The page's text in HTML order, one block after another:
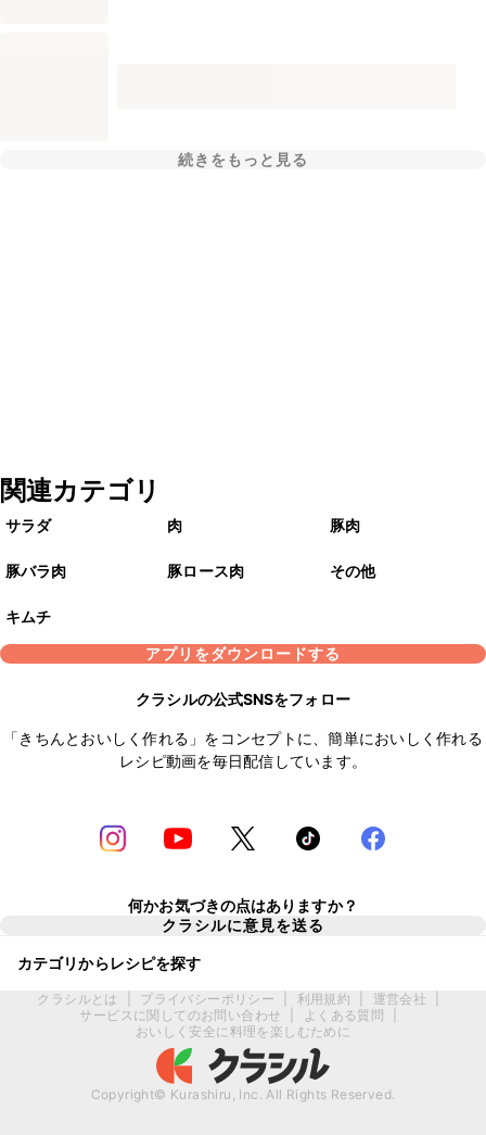
続きをもっと見る
関連カテゴリ
サラダ 肉 豚肉
豚バラ肉 豚ロース肉 その他
キムチ
アプリをダウンロードする
クラシルの公式SNSをフォロー
「きちんとおいしく作れる」をコンセプトに、簡単においしく作れる
レシピ動画を毎日配信しています。
何かお気づきの点はありますか？
クラシルに意見を送る
カテゴリからレシピを探す
クラシルとは プライバシーポリシー 利用規約 運営会社
サービスに関してのお問い合わせ
よくある質問
おいしく安全に料理を楽しむために
Copyright© Kurashiru, Inc. All Rights Reserved.